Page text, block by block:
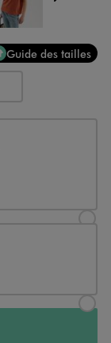
Guide des tailles